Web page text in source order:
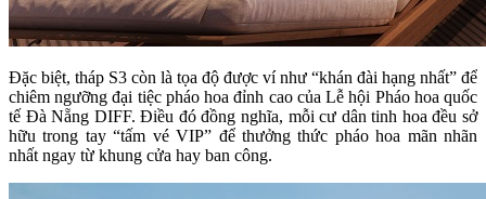
Đặc biệt, tháp S3 còn là tọa độ được ví như “khán đài hạng nhất” để
chiêm ngưỡng đại tiệc pháo hoa đỉnh cao của Lễ hội Pháo hoa quốc
tế Đà Nẵng DIFF. Điều đó đồng nghĩa, mỗi cư dân tinh hoa đều sở
hữu trong tay “tấm vé VIP” để thưởng thức pháo hoa mãn nhãn
nhất ngay từ khung cửa hay ban công.